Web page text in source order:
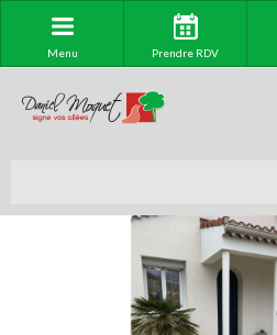
Menu Prendre RDV